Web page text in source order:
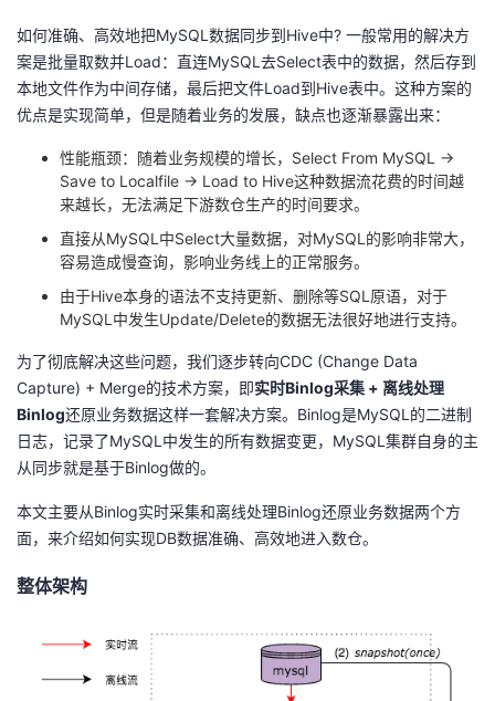
课
程
的
认
证
我
的
实
我
的
术
支
持
云
声
建
如何准确、高效地把MySQL数据同步到Hive中? 一般常用的解决方
案是批量取数并Load：直连MySQL去Select表中的数据，然后存到
本地文件作为中间存储，最后把文件Load到Hive表中。这种方案的
优点是实现简单，但是随着业务的发展，缺点也逐渐暴露出来：
性能瓶颈：随着业务规模的增长，Select From MySQL ->
Save to Localfile -> Load to Hive这种数据流花费的时间越
来越长，无法满足下游数仓生产的时间要求。
直接从MySQL中Select大量数据，对MySQL的影响非常大，
容易造成慢查询，影响业务线上的正常服务。
由于Hive本身的语法不支持更新、删除等SQL原语，对于
MySQL中发生Update/Delete的数据无法很好地进行支持。
为了彻底解决这些问题，我们逐步转向CDC (Change Data
Capture) + Merge的技术方案，即实时Binlog采集 + 离线处理
Binlog还原业务数据这样一套解决方案。Binlog是MySQL的二进制
日志，记录了MySQL中发生的所有数据变更，MySQL集群自身的主
从同步就是基于Binlog做的。
本文主要从Binlog实时采集和离线处理Binlog还原业务数据两个方
面，来介绍如何实现DB数据准确、高效地进入数仓。
整体架构